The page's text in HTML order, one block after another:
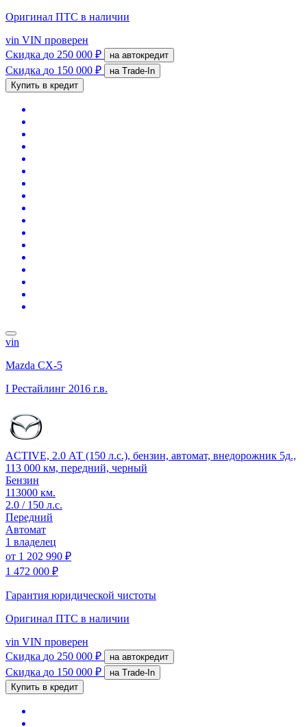
Оригинал ПТС в наличии
vin VIN проверен
Скидка до 250 000 ₽ на автокредит
Скидка до 150 000 ₽
на Trade-In
Купить в кредит
vin
Mazda CX-5
I Рестайлинг 2016 г.в.
ACTIVE, 2.0 АТ (150 л.с.), бензин, автомат, внедорожник 5д.,
113 000 км, передний, черный
Бензин
113000 км.
2.0 / 150 л.с.
Передний
Автомат
1 владелец
от 1 202 990 ₽
1 472 000 ₽
Гарантия юридической чистоты
Оригинал ПТС в наличии
vin VIN проверен
Скидка до 250 000 ₽ на автокредит
Скидка до 150 000 ₽
на Trade-In
Купить в кредит